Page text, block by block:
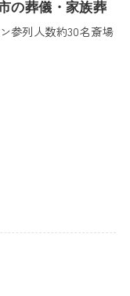
の葬儀・家族葬
参列人数約30名斎場